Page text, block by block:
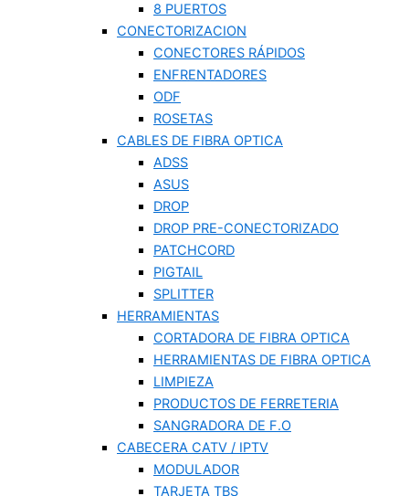
8 PUERTOS
CONECTORIZACION
CONECTORES RÁPIDOS
ENFRENTADORES
ODF
ROSETAS
CABLES DE FIBRA OPTICA
ADSS
ASUS
DROP
DROP PRE-CONECTORIZADO
PATCHCORD
PIGTAIL
SPLITTER
HERRAMIENTAS
CORTADORA DE FIBRA OPTICA
HERRAMIENTAS DE FIBRA OPTICA
LIMPIEZA
PRODUCTOS DE FERRETERIA
SANGRADORA DE F.O
CABECERA CATV / IPTV
MODULADOR
TARJETA TBS